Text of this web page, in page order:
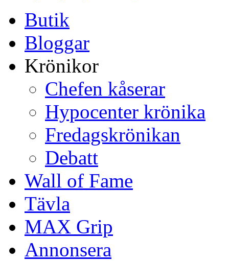
Butik
Bloggar
Krönikor
Chefen kåserar
Hypocenter krönika
Fredagskrönikan
Debatt
Wall of Fame
Tävla
MAX Grip
Annonsera